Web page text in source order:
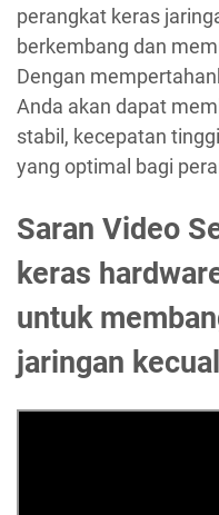
perangkat keras
berkembang dan
Dengan
Anda akan dapat
stabil, kecepatan
yang optimal bagi
Saran Video
keras
untuk
jaringan